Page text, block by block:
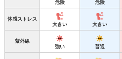
危険
危険
体感ストレス
大きい
大きい
紫外線
強い
普通